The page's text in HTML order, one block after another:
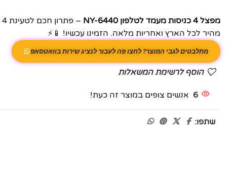
מפצל 4 כניסות מעמד לטלפון NY-6440
מהיר לכל הארץ ואחריות מלאה. הזמינו עכשיו! 📱⚡
מתלבטים לגבי המוצר? לחצו פה לעבור לנציג שירות בוואטסאפ
הוסף לרשימת המשאלות
6 אנשים צופים במוצר זה כעת!
שתפו: